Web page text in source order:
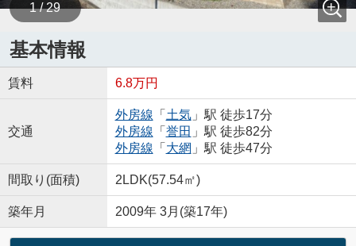
1 / 29
基本情報
賃料 6.8万円
交通
外房線 「 土気」駅 徒歩17分
外房線 「 誉田 」駅 徒歩82分
外房線 「 大網 」駅 徒歩47分
間取り(面積) 2LDK(57.54㎡)
築年月 2009年 3月(築17年)